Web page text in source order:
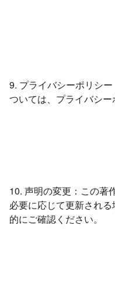
9. プライバシーポリシ
ついては、プライバシー
10. 声明の変更：この著
必要に応じて更新され
的にご確認ください。